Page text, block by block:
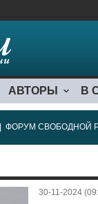
АВТОРЫ В
ФОРУМ СВОБОДНОЙ
30-11-2024